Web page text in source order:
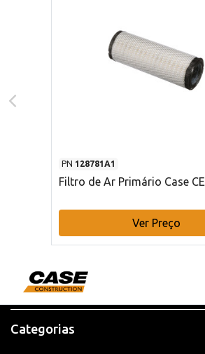
PN 128781A1
Filtro de Ar Primário Case CE
Ver Preço
Categorias